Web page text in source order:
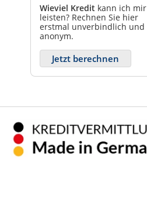
Wieviel Kredit kann ich mir
leisten? Rechnen Sie hier
erstmal unverbindlich und
anonym.
Jetzt berechnen